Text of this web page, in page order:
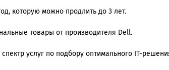
которую можно продлить до 3 лет.
товары от производителя Dell.
услуг по подбору оптимального IT-